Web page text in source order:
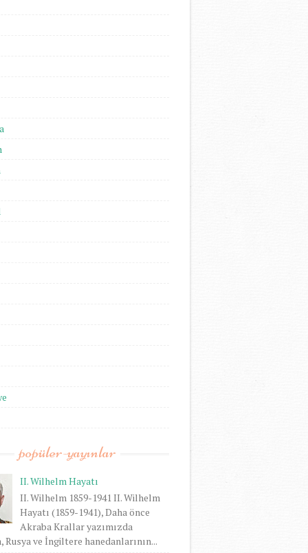
popüler-yayınlar
II. Wilhelm Hayatı
II. Wilhelm 1859-1941 II. Wilhelm
Hayatı (1859-1941), Daha önce
Akraba Krallar yazımızda
Rusya ve İngiltere hanedanlarının...